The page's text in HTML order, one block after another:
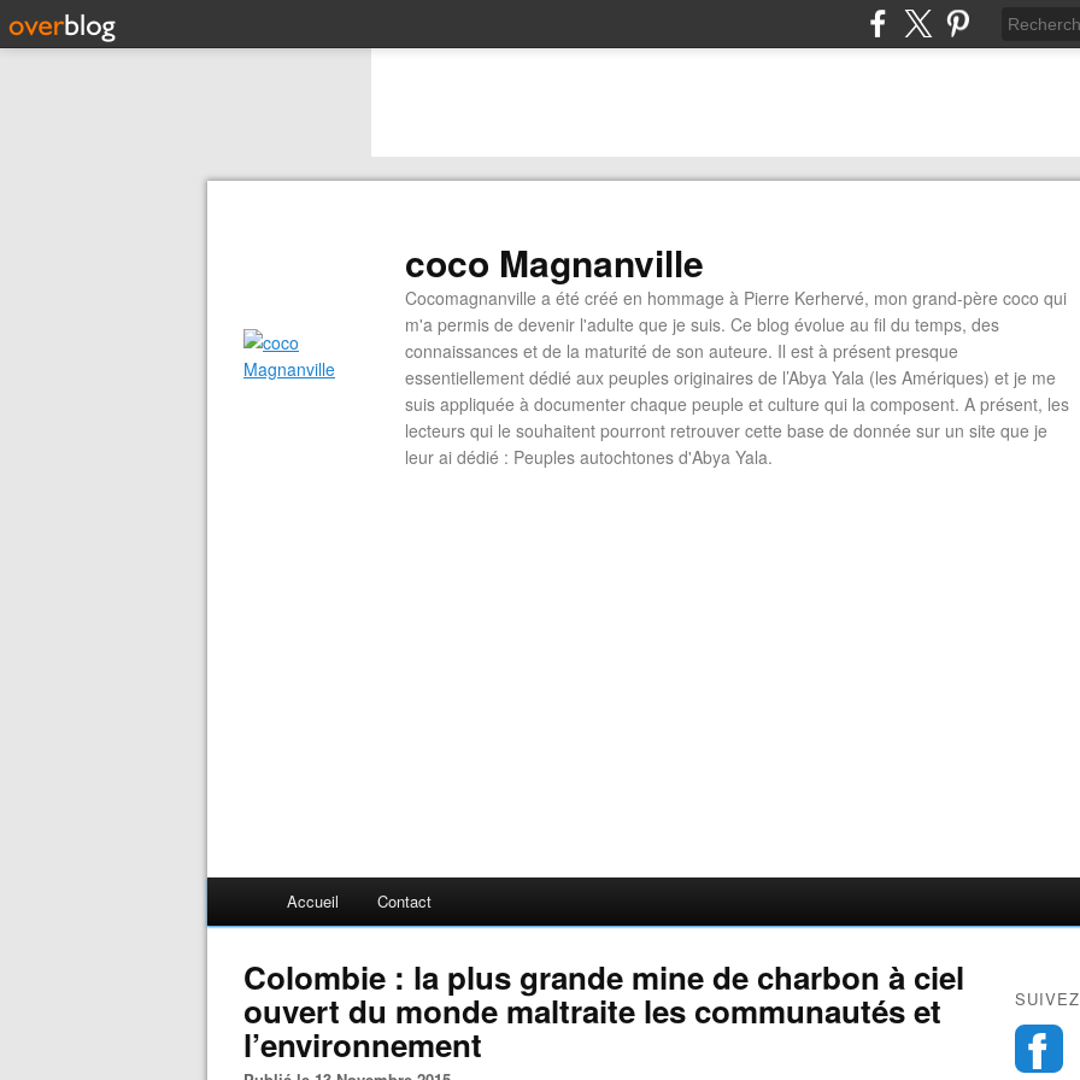
coco Magnanville
Cocomagnanville a été créé en hommage à Pierre Kerhervé, mon grand-père coco qui
m'a permis de devenir l'adulte que je suis. Ce blog évolue au fil du temps, des
connaissances et de la maturité de son auteure. Il est à présent presque
essentiellement dédié aux peuples originaires de l’Abya Yala (les Amériques) et je me
suis appliquée à documenter chaque peuple et culture qui la composent. A présent, les
lecteurs qui le souhaitent pourront retrouver cette base de donnée sur un site que je
leur ai dédié : Peuples autochtones d'Abya Yala.
Accueil Contact
Colombie : la plus grande mine de charbon à ciel
ouvert du monde maltraite les communautés et
l’environnement